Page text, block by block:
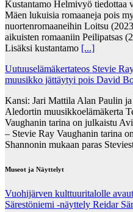
Kustantamo Helmivyö tiedottaa
Mäen lukuisia romaaneja pois
nuortenromaaneihin Loitsu
aikuisten romaaniin Peilipatsas
Lisäksi kustantamo [...]
Uutuuselämäkertateos Stevie
muusikko jättäytyi pois David
Kansi: Jari Mattila Alan Paulin
Aledortin muusikkoelämäkerta
Vaughanin tarina on julkaistu
– Stevie Ray Vaughanin tarina
Shannonin mukaan paras
Museot ja Näyttelyt
Vuohijärven kulttuuritalolle
Särestöniemi -näyttely Reidar